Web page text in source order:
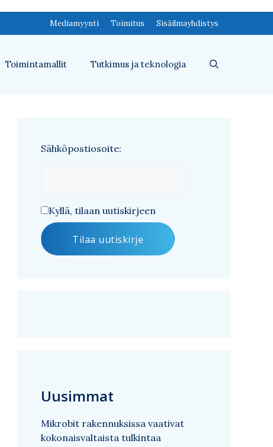
Mediamyynti Toimitus Sisäilmayhdistys
Toimintamallit Tutkimus ja teknologia
Sähköpostiosoite:
Kyllä, tilaan uutiskirjeen
Uusimmat
Mikrobit rakennuksissa vaativat
kokonaisvaltaista tulkintaa